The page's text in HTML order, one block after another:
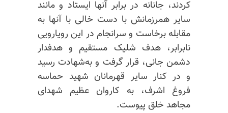
کردند، جانانه در برابر آنها ایستاد و مانند
سایر همرزمانش با دست خالی با آنها به
مقابله برخاست و سرانجام در این رویارویی
نابرابر، هدف شلیک مستقیم و هدفدار
دشمن جانی، قرار گرفت و به‌شهادت رسید
و در کنار سایر قهرمانان شهید حماسه
فروغ اشرف، به کاروان عظیم شهدای
مجاهد خلق پیوست.